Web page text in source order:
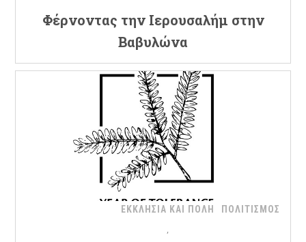
Φέρνοντας την Ιερουσαλήμ στην
Βαβυλώνα
ΕΚΚΛΗΣΙΑ ΚΑΙ ΠΟΛΗ ΠΟΛΙΤΙΣΜΟΣ